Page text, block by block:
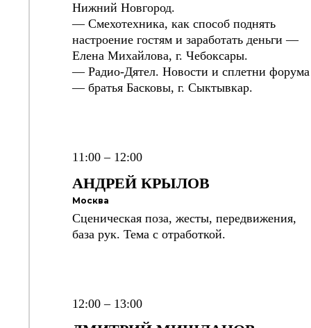
Нижний Новгород.
— Смехотехника, как способ поднять
настроение гостям и заработать деньги —
Елена Михайлова, г. Чебоксары.
— Радио-Дятел. Новости и сплетни форума
— братья Басковы, г. Сыктывкар.
11:00 – 12:00
АНДРЕЙ КРЫЛОВ
Москва
Сценическая поза, жесты, передвижения,
база рук. Тема с отработкой.
12:00 – 13:00